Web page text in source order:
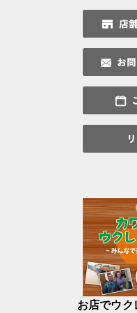
お店でウク